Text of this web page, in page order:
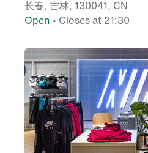
长春, 吉林, 130041, CN
Open • Closes at 21:30